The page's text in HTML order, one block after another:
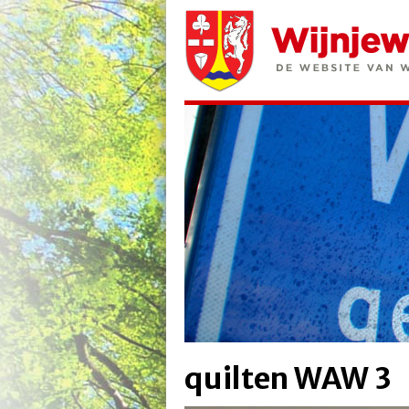
quilten WAW 3